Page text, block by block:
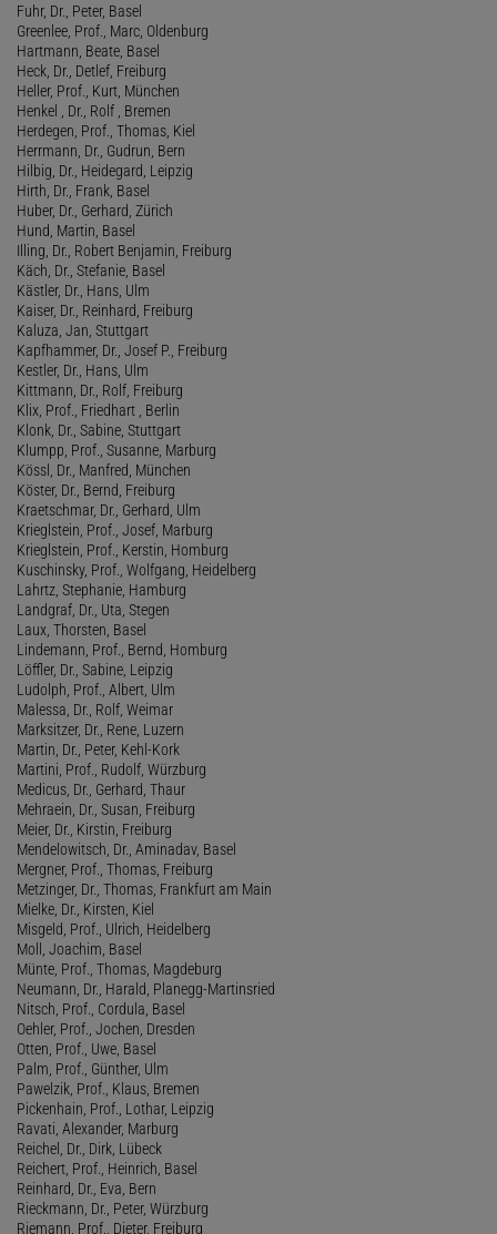
Fuhr, Dr., Peter, Basel
Greenlee, Prof., Marc, Oldenburg
Hartmann, Beate, Basel
Heck, Dr., Detlef, Freiburg
Heller, Prof., Kurt, München
Henkel , Dr., Rolf , Bremen
Herdegen, Prof., Thomas, Kiel
Herrmann, Dr., Gudrun, Bern
Hilbig, Dr., Heidegard, Leipzig
Hirth, Dr., Frank, Basel
Huber, Dr., Gerhard, Zürich
Hund, Martin, Basel
Illing, Dr., Robert Benjamin, Freiburg
Käch, Dr., Stefanie, Basel
Kästler, Dr., Hans, Ulm
Kaiser, Dr., Reinhard, Freiburg
Kaluza, Jan, Stuttgart
Kapfhammer, Dr., Josef P., Freiburg
Kestler, Dr., Hans, Ulm
Kittmann, Dr., Rolf, Freiburg
Klix, Prof., Friedhart , Berlin
Klonk, Dr., Sabine, Stuttgart
Klumpp, Prof., Susanne, Marburg
Kössl, Dr., Manfred, München
Köster, Dr., Bernd, Freiburg
Kraetschmar, Dr., Gerhard, Ulm
Krieglstein, Prof., Josef, Marburg
Krieglstein, Prof., Kerstin, Homburg
Kuschinsky, Prof., Wolfgang, Heidelberg
Lahrtz, Stephanie, Hamburg
Landgraf, Dr., Uta, Stegen
Laux, Thorsten, Basel
Lindemann, Prof., Bernd, Homburg
Löffler, Dr., Sabine, Leipzig
Ludolph, Prof., Albert, Ulm
Malessa, Dr., Rolf, Weimar
Marksitzer, Dr., Rene, Luzern
Martin, Dr., Peter, Kehl-Kork
Martini, Prof., Rudolf, Würzburg
Medicus, Dr., Gerhard, Thaur
Mehraein, Dr., Susan, Freiburg
Meier, Dr., Kirstin, Freiburg
Mendelowitsch, Dr., Aminadav, Basel
Mergner, Prof., Thomas, Freiburg
Metzinger, Dr., Thomas, Frankfurt am Main
Mielke, Dr., Kirsten, Kiel
Misgeld, Prof., Ulrich, Heidelberg
Moll, Joachim, Basel
Münte, Prof., Thomas, Magdeburg
Neumann, Dr., Harald, Planegg-Martinsried
Nitsch, Prof., Cordula, Basel
Oehler, Prof., Jochen, Dresden
Otten, Prof., Uwe, Basel
Palm, Prof., Günther, Ulm
Pawelzik, Prof., Klaus, Bremen
Pickenhain, Prof., Lothar, Leipzig
Ravati, Alexander, Marburg
Reichel, Dr., Dirk, Lübeck
Reichert, Prof., Heinrich, Basel
Reinhard, Dr., Eva, Bern
Rieckmann, Dr., Peter, Würzburg
Riemann, Prof., Dieter, Freiburg